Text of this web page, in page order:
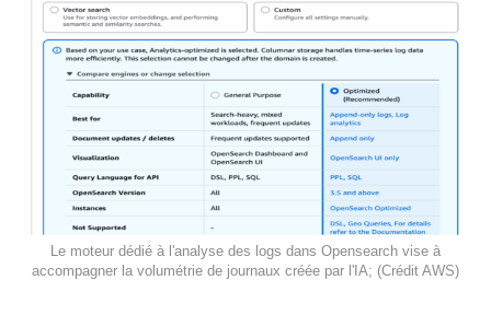
Le moteur dédié à l'analyse des logs dans Opensearch vise à
accompagner la volumétrie de journaux créée par l'IA; (Crédit AWS)